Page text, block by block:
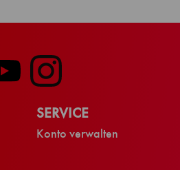
SERVICE
Konto verwalten